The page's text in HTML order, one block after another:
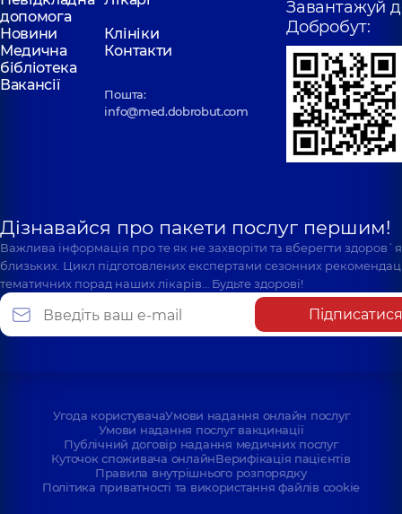
Дьомочкіна
Наталія
Володимирівна
дитячий,12 років
досвіду
Картавцев
Станіслав
Сергійович
Стоматолог-
ортопед;
Стоматолог-хірург,
10 років досвіду
допомога
Новини
Клініки
Медична
бібліотека
Контакти
Вакансії
Пошта:
info@med.dobrobut.com
Завантажуй
Добробут:
Дізнавайся про пакети послуг першим!
Важлива інформація про те як не захворіти та вберегти
близьких. Цикл підготовлених експертами сезонних
тематичних порад наших лікарів… Будьте здорові!
Підписатися
Угода користувачаУмови надання онлайн послуг
Умови надання послуг вакцинації
Публічний договір надання медичних послуг
Куточок споживача онлайнВерифікація пацієнтів
Правила внутрішнього розпорядку
Політика приватності та використання файлів cookie